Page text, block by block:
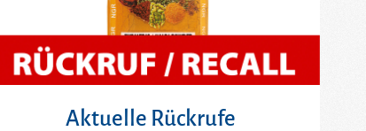
Aktuelle Rückrufe